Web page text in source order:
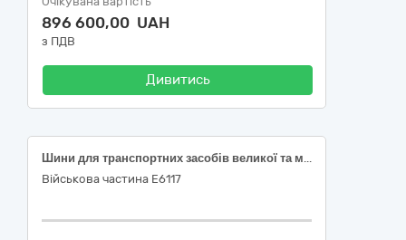
896 600,00 UAH
з ПДВ
Дивитись
Шини для транспортних засобів великої та малої тоннажності
Військова частина Е6117